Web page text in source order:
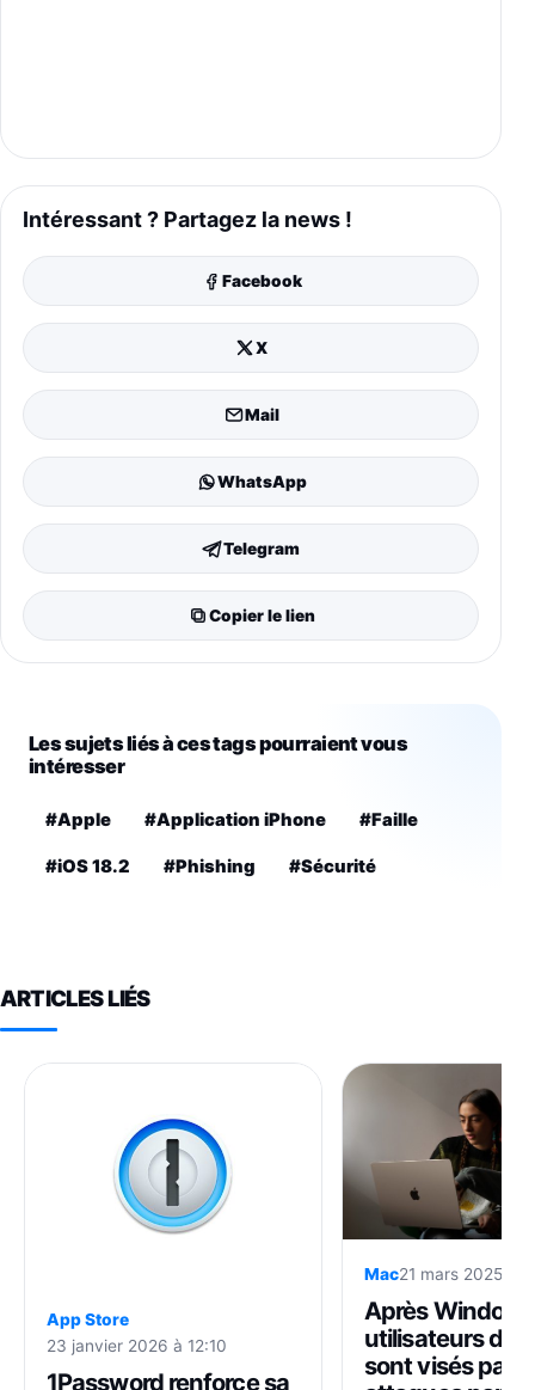
Intéressant ? Partagez la news !
Facebook
X
Mail
WhatsApp
Telegram
Copier le lien
Les sujets liés à ces tags pourraient vous
intéresser
#Apple #Application iPhone #Faille
#iOS 18.2 #Phishing #Sécurité
ARTICLES LIÉS
App Store
23 janvier 2026 à 12:10
1Password renforce sa
Mac21 mars 2025 à
Après
utilisateurs de
sont visés par